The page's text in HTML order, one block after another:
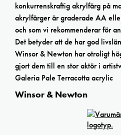
konkurrenskraftig akrylfärg på
akrylfärger är graderade AA
och som vi rekommenderar för
Det betyder att de har god
Winsor & Newton har otroligt
gjort dem till en stor aktör i
Galeria Pale Terracotta acrylic
Winsor & Newton